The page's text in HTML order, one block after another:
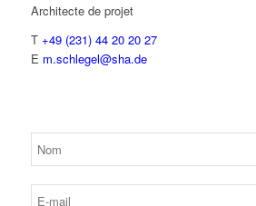
Architecte de projet
T +49 (231) 44 20 20 27
E m.schlegel@sha.de